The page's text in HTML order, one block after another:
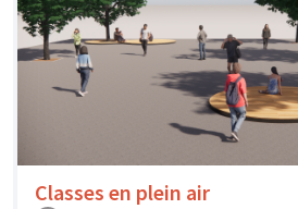
Classes en plein air